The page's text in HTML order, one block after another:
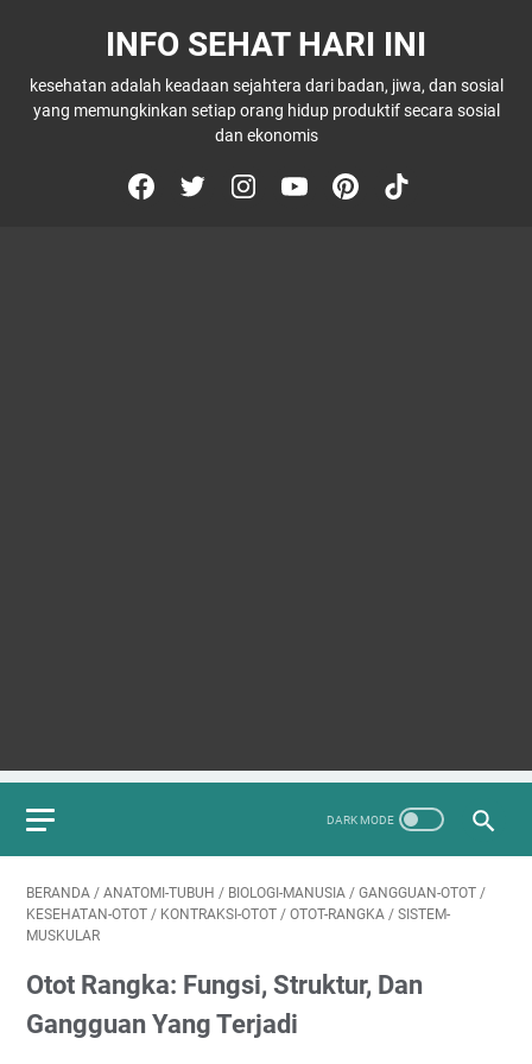
INFO SEHAT HARI INI
kesehatan adalah keadaan sejahtera dari badan, jiwa, dan sosial
yang memungkinkan setiap orang hidup produktif secara sosial
dan ekonomis
BERANDA / ANATOMI-TUBUH / BIOLOGI-MANUSIA / GANGGUAN-OTOT /
KESEHATAN-OTOT / KONTRAKSI-OTOT / OTOT-RANGKA / SISTEM-
MUSKULAR
Otot Rangka: Fungsi, Struktur, Dan
Gangguan Yang Terjadi